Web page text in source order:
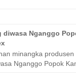
diwasa Nganggo
minangka produsen
Nganggo Popok